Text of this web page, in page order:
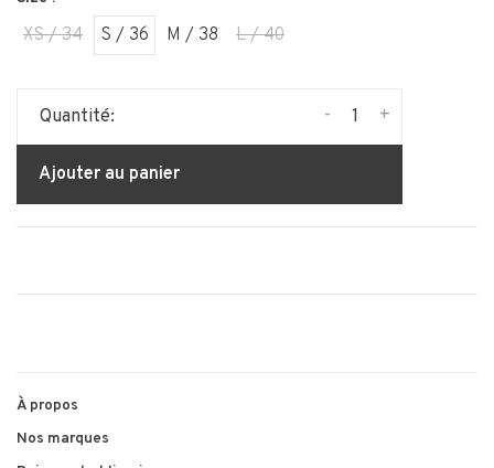
XS / 34 S / 36 M / 38 L / 40
Quantité: +
-
Ajouter au panier
À propos
Nos marques